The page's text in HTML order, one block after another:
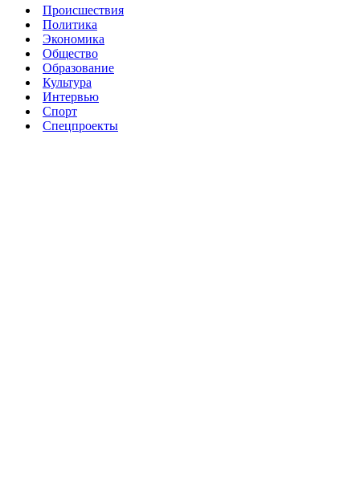
Происшествия
Политика
Экономика
Общество
Образование
Культура
Интервью
Спорт
Спецпроекты